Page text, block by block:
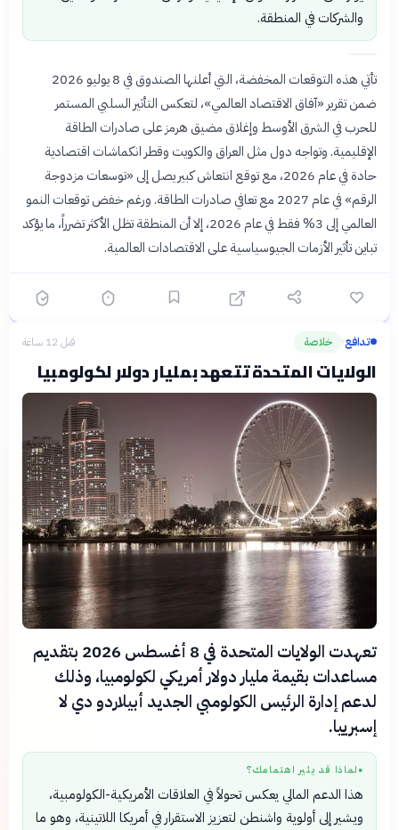
والشركات في المنطقة.
تأتي هذه التوقعات المخفضة، التي أعلنها الصندوق في 8 يوليو 2026
ضمن تقرير «آفاق الاقتصاد العالمي»، لتعكس التأثير السلبي المستمر
للحرب في الشرق الأوسط وإغلاق مضيق هرمز على صادرات الطاقة
الإقليمية. وتواجه دول مثل العراق والكويت وقطر انكماشات اقتصادية
حادة في عام 2026، مع توقع انتعاش كبير يصل إلى «توسعات مزدوجة
الرقم» في عام 2027 مع تعافي صادرات الطاقة. ورغم خفض توقعات النمو
العالمي إلى 3% فقط في عام 2026، إلا أن المنطقة تظل الأكثر تضرراً، ما يؤكد
تباين تأثير الأزمات الجيوسياسية على الاقتصادات العالمية.
تدافع› خلاصة قبل 12 ساعة
الولايات المتحدة تتعهد بمليار دولار لكولومبيا
تعهدت الولايات المتحدة في 8 أغسطس 2026 بتقديم
مساعدات بقيمة مليار دولار أمريكي لكولومبيا، وذلك
لدعم إدارة الرئيس الكولومبي الجديد أبيلاردو دي لا
إسبرييا.
● لماذا قد يثير اهتمامك؟
هذا الدعم المالي يعكس تحولاً في العلاقات الأمريكية-الكولومبية،
ويشير إلى أولوية واشنطن لتعزيز الاستقرار في أمريكا اللاتينية، وهو ما